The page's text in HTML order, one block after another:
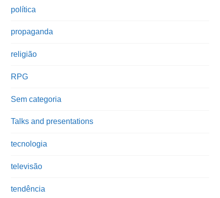
política
propaganda
religião
RPG
Sem categoria
Talks and presentations
tecnologia
televisão
tendência